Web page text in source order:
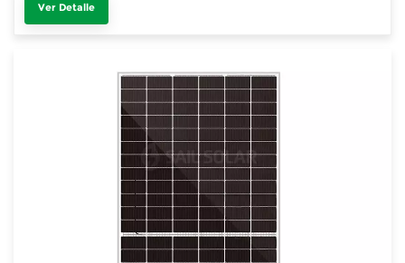
Ver Detalle